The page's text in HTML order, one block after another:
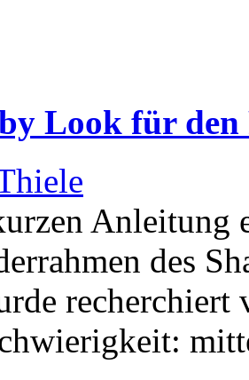
Look für den
Anleitung
des